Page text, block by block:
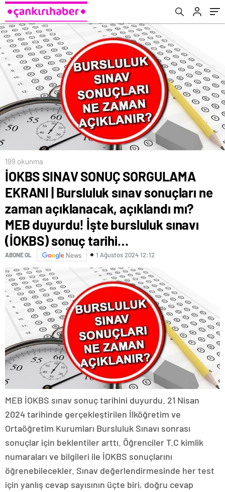
açıklanacak, açıklandı mı? MEB duyurdu! İşte
bursluluk sınavı (İOKBS) sonuç tarihi…
199 okunma
İOKBS SINAV SONUÇ SORGULAMA
EKRANI | Bursluluk sınav sonuçları ne
zaman açıklanacak, açıklandı mı?
MEB duyurdu! İşte bursluluk sınavı
(İOKBS) sonuç tarihi…
ABONE OL News 1 Ağustos 2024 12:12
MEB İOKBS sınav sonuç tarihini duyurdu. 21 Nisan
2024 tarihinde gerçekleştirilen İlköğretim ve
Ortaöğretim Kurumları Bursluluk Sınavı sonrası
sonuçlar için beklentiler arttı. Öğrenciler T.C kimlik
numaraları ve bilgileri ile İOKBS sonuçlarını
öğrenebilecekler. Sınav değerlendirmesinde her test
için yanlış cevap sayısının üçte biri, doğru cevap